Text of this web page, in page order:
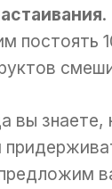
.
постоять
вы